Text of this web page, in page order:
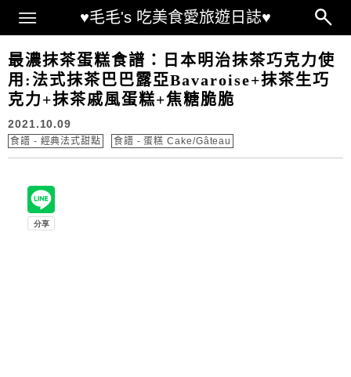
♥毛毛's 吃美食愛旅遊日誌♥
Main Menu
最濃抹茶蛋糕食譜：日本明治抹茶巧克力使
用:法式抹茶巴巴露亞Bavaroise+抹茶生巧
克力+抹茶戚風蛋糕+焦糖脆脆
2021.10.09
食譜 - 經典法式甜點 食譜 - 蛋糕 Cake/Gâteau